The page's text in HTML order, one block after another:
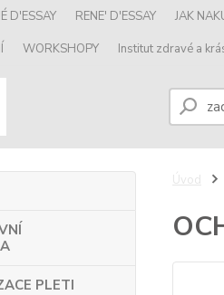
D'ESSAY RENE' D'ESSAY JAK
WORKSHOPY Institut zdravé a
PLETI
Úvod